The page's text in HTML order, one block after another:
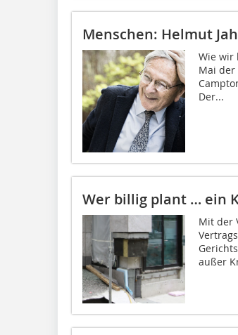
Menschen: Helmut
Wie wir
Mai der
Der...
Wer billig plant … ein
Mit der
außer